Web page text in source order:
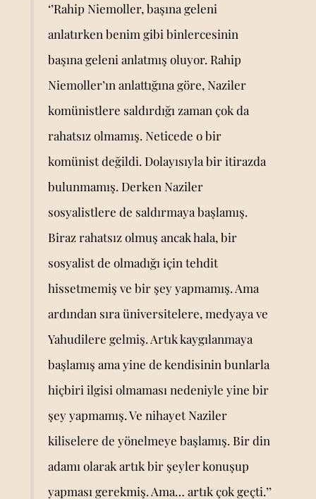
‘’Rahip Niemoller, başına geleni
anlatırken benim gibi binlercesinin
başına geleni anlatmış oluyor. Rahip
Niemoller’ın anlattığına göre, Naziler
komünistlere saldırdığı zaman çok da
rahatsız olmamış. Neticede o bir
komünist değildi. Dolayısıyla bir itirazda
bulunmamış. Derken Naziler
sosyalistlere de saldırmaya başlamış.
Biraz rahatsız olmuş ancak hala, bir
sosyalist de olmadığı için tehdit
hissetmemiş ve bir şey yapmamış. Ama
ardından sıra üniversitelere, medyaya ve
Yahudilere gelmiş. Artık kaygılanmaya
başlamış ama yine de kendisinin bunlarla
hiçbiri ilgisi olmaması nedeniyle yine bir
şey yapmamış. Ve nihayet Naziler
kiliselere de yönelmeye başlamış. Bir din
adamı olarak artık bir şeyler konuşup
yapması gerekmiş. Ama… artık çok geçti.’’